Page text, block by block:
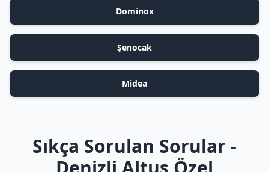
Dominox
Şenocak
Midea
Sıkça Sorulan Sorular -